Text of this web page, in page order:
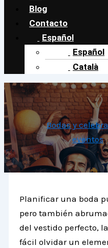
Blog
Contacto
Español
Español
Català
Bodas y
eventos,
Planificar una boda
pero también
del vestido perfecto,
fácil olvidar un